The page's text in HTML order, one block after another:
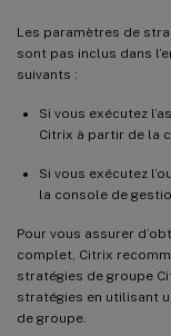
Les paramètres de
sont pas inclus dans
suivants :
Si vous exécutez
Citrix à partir de la
Si vous exécutez
la console de
Pour vous assurer
complet, Citrix
stratégies de groupe
stratégies en utilisant
de groupe.